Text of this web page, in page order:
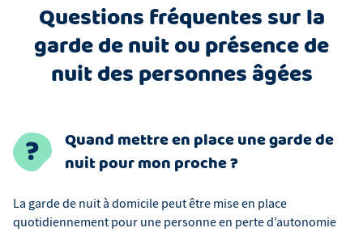
Questions fréquentes sur la
garde de nuit ou présence de
nuit des personnes âgées
Quand mettre en place une garde de
nuit pour mon proche ?
La garde de nuit à domicile peut être mise en place
quotidiennement pour une personne en perte d’autonomie